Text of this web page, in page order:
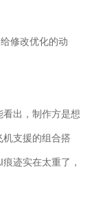
修改优化的动
出，制作方是想
支援的组合搭
迹实在太重了，